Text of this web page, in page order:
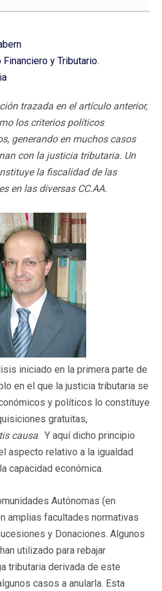
y Tributario.
trazada en el artículo anterior,
los criterios políticos
generando en muchos casos
con la justicia tributaria. Un
la fiscalidad de las
en las diversas CC.AA.
iniciado en la primera parte de
en el que la justicia tributaria se
y políticos lo constituye
gratuitas,
causa. Y aquí dicho principio
aspecto relativo a la igualdad
capacidad económica.
Autónomas (en
amplias facultades normativas
y Donaciones. Algunos
utilizado para rebajar
tributaria derivada de este
casos a anularla. Esta